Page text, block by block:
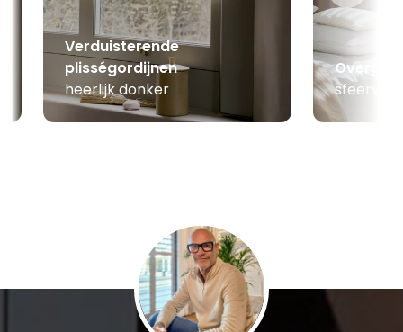
Verduisterende
plisségordijnen
heerlijk donker